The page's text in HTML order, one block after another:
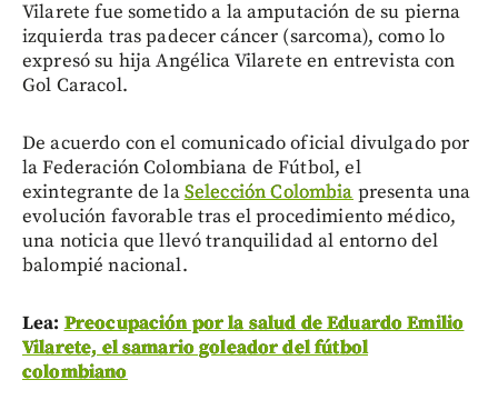
Vilarete fue sometido a la amputación de su pierna
izquierda tras padecer cáncer (sarcoma), como lo
expresó su hija Angélica Vilarete en entrevista con
Gol Caracol.
De acuerdo con el comunicado oficial divulgado por
la Federación Colombiana de Fútbol, el
exintegrante de laSelección Colombia presenta una
evolución favorable tras el procedimiento médico,
una noticia que llevó tranquilidad al entorno del
balompié nacional.
Lea: Preocupación por la salud de Eduardo Emilio
Vilarete, el samario goleador del fútbol
colombiano